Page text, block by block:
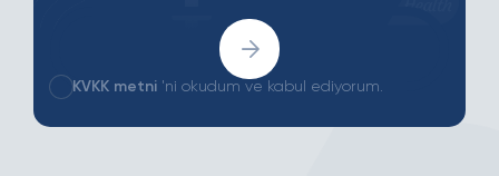
KVKK metni 'ni okudum ve kabul ediyorum.